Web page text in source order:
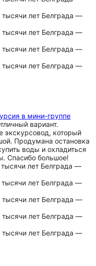
в мини-группе
вариант.
экскурсовод, который
Продумана остановка
воды и охладиться
Спасибо большое!